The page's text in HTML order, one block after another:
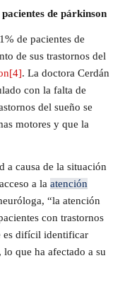
de párkinson
de pacientes de
de sus trastornos del
[4]. La doctora Cerdán
con la falta de
del sueño se
motores y que la
a causa de la situación
a la atención
“la atención
con trastornos
es difícil identificar
que ha afectado a su